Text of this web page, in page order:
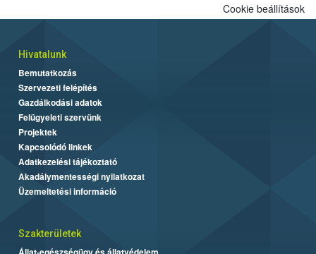
Cookie beállítások
Hivatalunk
Bemutatkozás
Szervezeti felépítés
Gazdálkodási adatok
Felügyeleti szervünk
Projektek
Kapcsolódó linkek
Adatkezelési tájékoztató
Akadálymentességi nyilatkozat
Üzemeltetési információ
Szakterületek